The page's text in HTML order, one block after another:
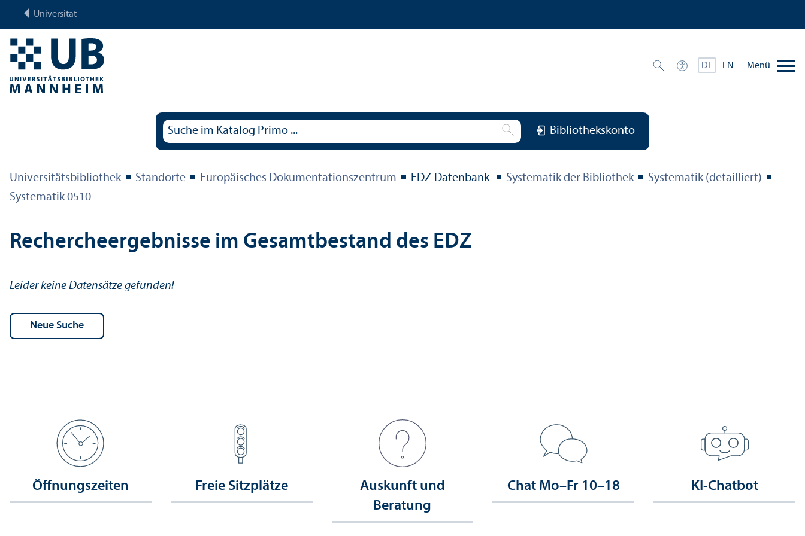
Universität
DE EN Menü
Bibliothekskonto
Universitäts­bibliothek Standorte Europäisches Dokumentations­zentrum EDZ-Datenbank Systematik der Bibliothek
Systematik (detailliert)
Systematik 0510
Rechercheergebnisse im Gesamtbestand des EDZ
Leider keine Datensätze gefunden!
Öffnungs­zeiten Freie Sitzplätze
Auskunft und
Beratung
Chat Mo–Fr 10–18 KI-Chatbot